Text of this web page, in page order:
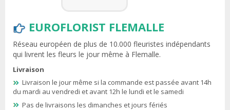
EUROFLORIST FLEMALLE
Réseau européen de plus de 10.000 fleuristes indépendants
qui livrent les fleurs le jour même à Flemalle.
Livraison
Livraison le jour même si la commande est passée avant 14h
du mardi au vendredi et avant 12h le lundi et le samedi
Pas de livraisons les dimanches et jours fériés